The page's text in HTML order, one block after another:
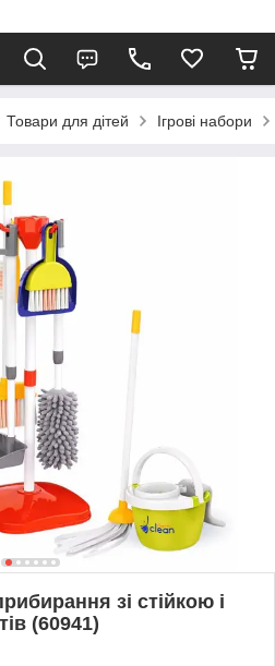
Товари для дітей Ігрові набори
зі стійкою і
(60941)